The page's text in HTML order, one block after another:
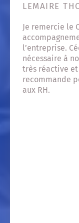
LEMAIRE
Je remercie le
l’entreprise.
nécessaire à
très réactive et
recommande
aux RH.